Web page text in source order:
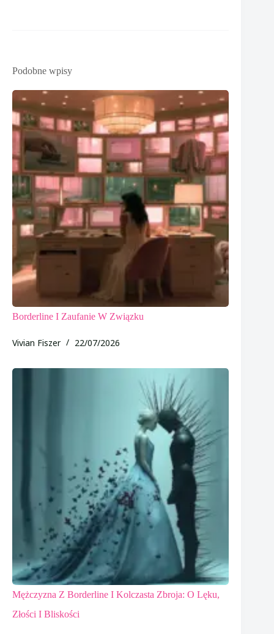
Podobne wpisy
Borderline I Zaufanie W Związku
Vivian Fiszer 22/07/2026
Mężczyzna Z Borderline I Kolczasta Zbroja: O Lęku,
Złości I Bliskości